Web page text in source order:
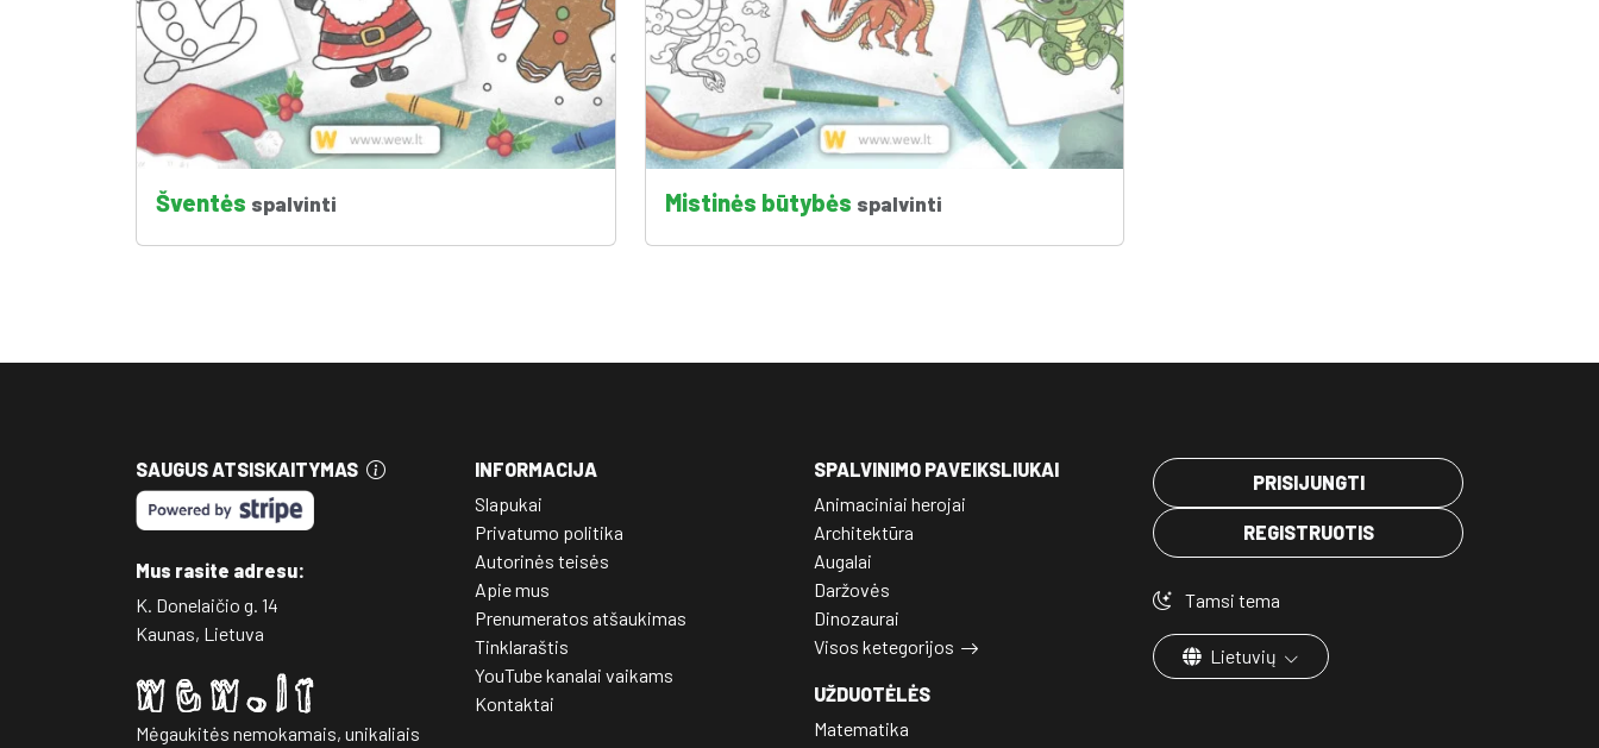
Šventės spalvinti Mistinės būtybės spalvinti
SAUGUS ATSISKAITYMAS
Mus rasite adresu:
K. Donelaičio g. 14
Kaunas, Lietuva
Mėgaukitės nemokamais, unikaliais
INFORMACIJA
Slapukai
Privatumo politika
Autorinės teisės
Apie mus
Prenumeratos atšaukimas
Tinklaraštis
YouTube kanalai vaikams
Kontaktai
SPALVINIMO PAVEIKSLIUKAI
Animaciniai herojai
Architektūra
Augalai
Daržovės
Dinozaurai
Visos ketegorijos
UŽDUOTĖLĖS
Matematika
PRISIJUNGTI
REGISTRUOTIS
Tamsi tema
Lietuvių